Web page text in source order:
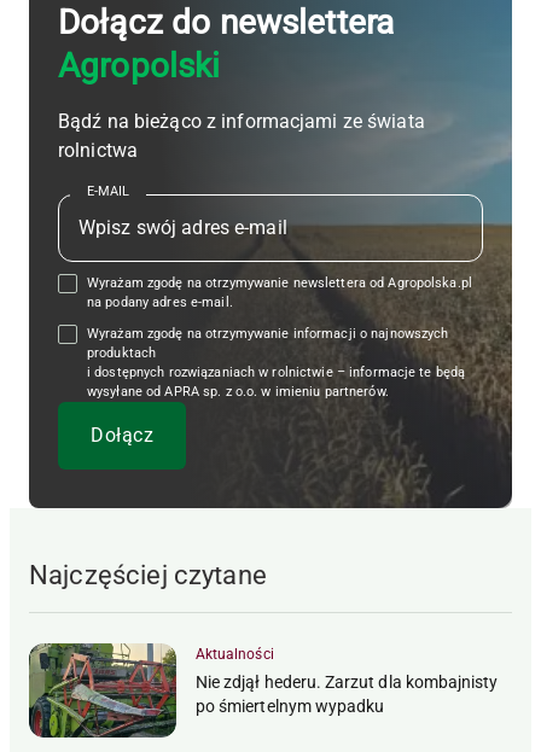
Dołącz do newslettera
Agropolski
Bądź na bieżąco z informacjami ze świata
rolnictwa
E-MAIL
Wyrażam zgodę na otrzymywanie newslettera od Agropolska.pl
na podany adres e-mail.
Wyrażam zgodę na otrzymywanie informacji o najnowszych
produktach
i dostępnych rozwiązaniach w rolnictwie – informacje te będą
wysyłane od APRA sp. z o.o. w imieniu partnerów.
Najczęściej czytane
Aktualności
Nie zdjął hederu. Zarzut dla kombajnisty
po śmiertelnym wypadku